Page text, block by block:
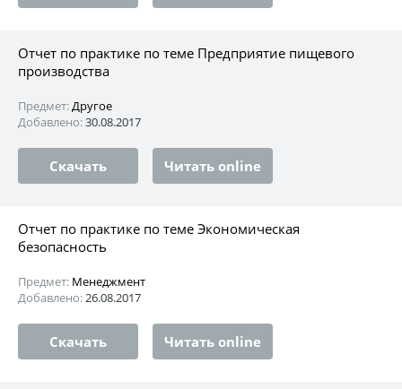
Отчет по практике по теме Предприятие пищевого
производства
Предмет:Другое
Добавлено:30.08.2017
Скачать Читать online
Отчет по практике по теме Экономическая
безопасность
Предмет: Менеджмент
Добавлено:26.08.2017
Скачать Читать online